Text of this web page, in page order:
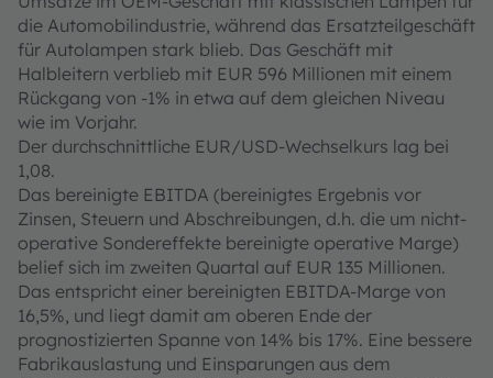
die Automobilindustrie, während das Ersatzteilgeschäft
für Autolampen stark blieb. Das Geschäft mit
Halbleitern verblieb mit EUR 596 Millionen mit einem
Rückgang von -1% in etwa auf dem gleichen Niveau
wie im Vorjahr.
Der durchschnittliche EUR/USD-Wechselkurs lag bei
1,08.
Das bereinigte EBITDA (bereinigtes Ergebnis vor
Zinsen, Steuern und Abschreibungen, d.h. die um nicht-
operative Sondereffekte bereinigte operative Marge)
belief sich im zweiten Quartal auf EUR 135 Millionen.
Das entspricht einer bereinigten EBITDA-Marge von
16,5%, und liegt damit am oberen Ende der
prognostizierten Spanne von 14% bis 17%. Eine bessere
Fabrikauslastung und Einsparungen aus dem